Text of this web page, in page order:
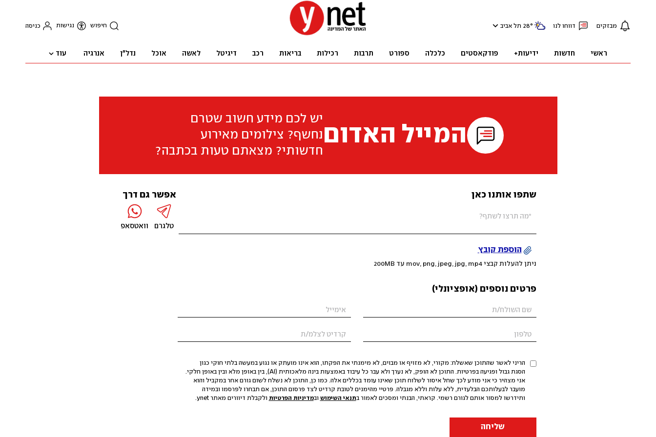
מבזקים דווחו לנו 28° תל אביב חיפוש נגישות כניסה
ראשי חדשות ידיעות+ פודקאסטים כלכלה ספורט תרבות רכילות בריאות רכב דיגיטל לאשה אוכל נדל"ן אנרגיה עוד
המייל האדום
יש לכם מידע חשוב שטרם
נחשף? צילומים מאירוע
חדשותי? מצאתם טעות בכתבה?
שתפו אותנו כאן
הוספת קובץ
ניתן להעלות קבצי mov, png, jpeg, jpg, mp4 עד 200MB
פרטים נוספים (אופציונלי)
הריני לאשר שהתוכן שאשלח: מקורי, לא מזויף או מבוים, לא מימנתי את הפקתו, הוא אינו מועתק או נגוע במעשה בלתי חוקי כגון
הסגת גבול ופגיעה בפרטיות. התוכן לא הופק, לא נערך ולא עבר כל עיבוד באמצעות בינה מלאכותית (AI), בין באופן מלא ובין באופן חלקי.
אני מצהיר כי אני מודע לכך שחל איסור לשלוח תוכן שאינו עומד בכללים אלה. כמו כן, התוכן לא נשלח לשום גורם אחר במקביל והוא
מועבר לבעלותכם הבלעדית, ללא עלות וללא מגבלה. פרטיי מהימנים לטובת קרדיט לצד פרסום התוכן, אם תבחרו לפרסמו ובמידה
ותידרשו למסור אותם לגורם רשמי. קראתי, הבנתי ומסכים לאמור בתנאי השימוש ובמדיניות הפרטיות ולקבלת דיוורים מאתר ynet.
שליחה
אפשר גם דרך
טלגרם וואטסאפ